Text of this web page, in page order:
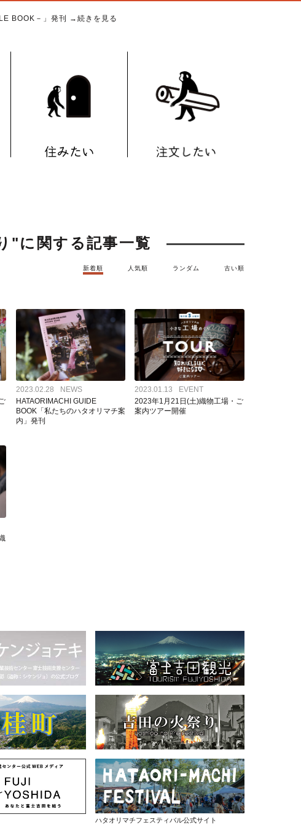
BOOK－」発刊 →続きを見る
の特徴
よるコラムです
せ / 過去のイベントレポート
情報はこちら
"に関する記事一覧
新着順 人気順 ランダム 古い順
2023.02.28
NEWS
HATAORIMACHI GUIDE
BOOK「私たちのハタオリマチ案
内」発刊
2023.01.13
EVENT
2023年1月21日(土)織物工場・ご
案内ツアー開催
ハタオリマチフェスティバル公式サイト